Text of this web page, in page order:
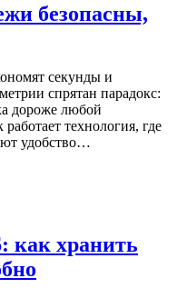
безопасны,
секунды и
спрятан парадокс:
дороже любой
технология, где
удобство…
как хранить